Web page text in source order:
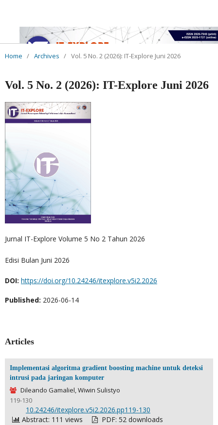
Home / Archives / Vol. 5 No. 2 (2026): IT-Explore Juni 2026
Vol. 5 No. 2 (2026): IT-Explore Juni 2026
Jurnal IT-Explore Volume 5 No 2 Tahun 2026
Edisi Bulan Juni 2026
DOI: https://doi.org/10.24246/itexplore.v5i2.2026
Published: 2026-06-14
Articles
Implementasi algoritma gradient boosting machine untuk deteksi
intrusi pada jaringan komputer
Dileando Gamaliel, Wiwin Sulistyo
119-130
10.24246/itexplore.v5i2.2026.pp119-130
Abstract: 111 views
PDF: 52 downloads